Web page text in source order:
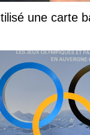
une carte